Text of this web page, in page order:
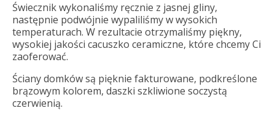
Świecznik wykonaliśmy ręcznie z jasnej gliny,
następnie podwójnie wypaliliśmy w wysokich
temperaturach. W rezultacie otrzymaliśmy piękny,
wysokiej jakości cacuszko ceramiczne, które chcemy Ci
zaoferować.
Ściany domków są pięknie fakturowane, podkreślone
brązowym kolorem, daszki szkliwione soczystą
czerwienią.